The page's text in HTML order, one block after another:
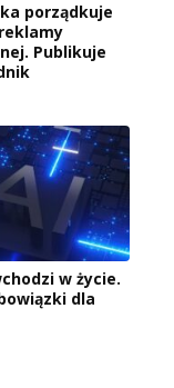
porządkuje
Publikuje
w życie.
dla